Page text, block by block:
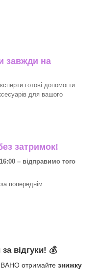
завжди на
готові допомогти
для вашого
затримок!
– відправимо того
попереднім
відгуки! 💰
отримайте знижку